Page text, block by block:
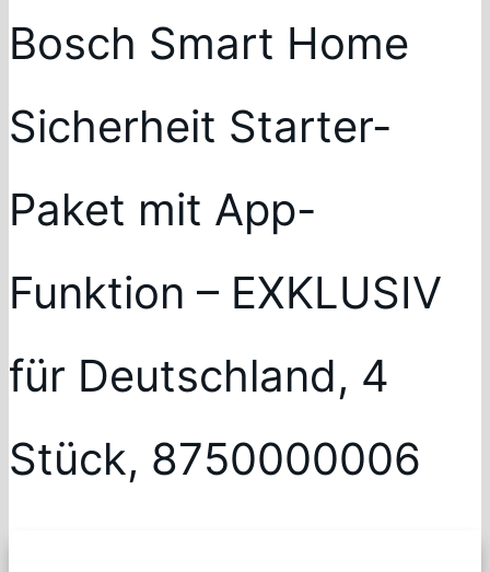
Bosch Smart Home
Sicherheit Starter-
Paket mit App-
Funktion – EXKLUSIV
für Deutschland, 4
Stück, 8750000006